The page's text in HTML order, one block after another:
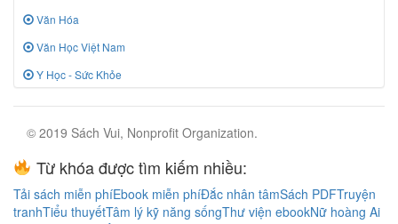
Văn Hóa
Văn Học Việt Nam
Y Học - Sức Khỏe
© 2019 Sách Vui, Nonprofit Organization.
Từ khóa được tìm kiếm nhiều:
Tải sách miễn phíEbook miễn phíĐắc nhân tâmSách PDFTruyện
tranhTiểu thuyếtTâm lý kỹ năng sốngThư viện ebookNữ hoàng Ai